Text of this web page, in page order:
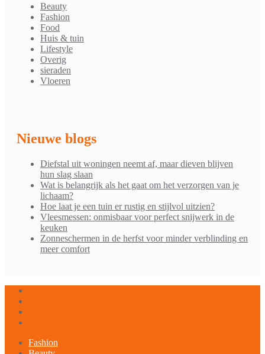
Beauty
Fashion
Food
Huis & tuin
Lifestyle
Overig
sieraden
Vloeren
Nieuwe blogs
Diefstal uit woningen neemt af, maar dieven blijven
hun slag slaan
Wat is belangrijk als het gaat om het verzorgen van je
lichaam?
Hoe laat je een tuin er rustig en stijlvol uitzien?
Vleesmessen: onmisbaar voor perfect snijwerk in de
keuken
Zonneschermen in de herfst voor minder verblinding en
meer comfort
Fashion